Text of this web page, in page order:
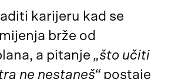
karijeru kad se
brže od
a pitanje „što učiti
ne nestaneš“postaje